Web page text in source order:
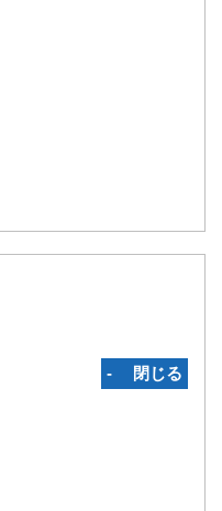
‐ 閉じる